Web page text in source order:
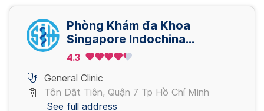
Phòng Khám đa Khoa
Singapore Indochina
Healthcare Group (SIHG)
4.3
General Clinic
Tôn Dật Tiên, Quận 7 Tp Hồ Chí Minh
See full address